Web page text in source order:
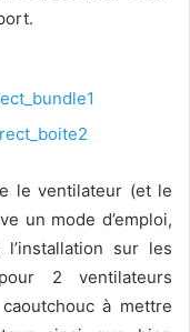
le ventilateur (et le
un mode d’emploi,
sur les
2 ventilateurs
à mettre